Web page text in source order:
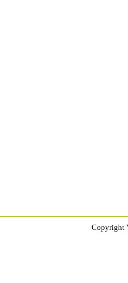
Copyright